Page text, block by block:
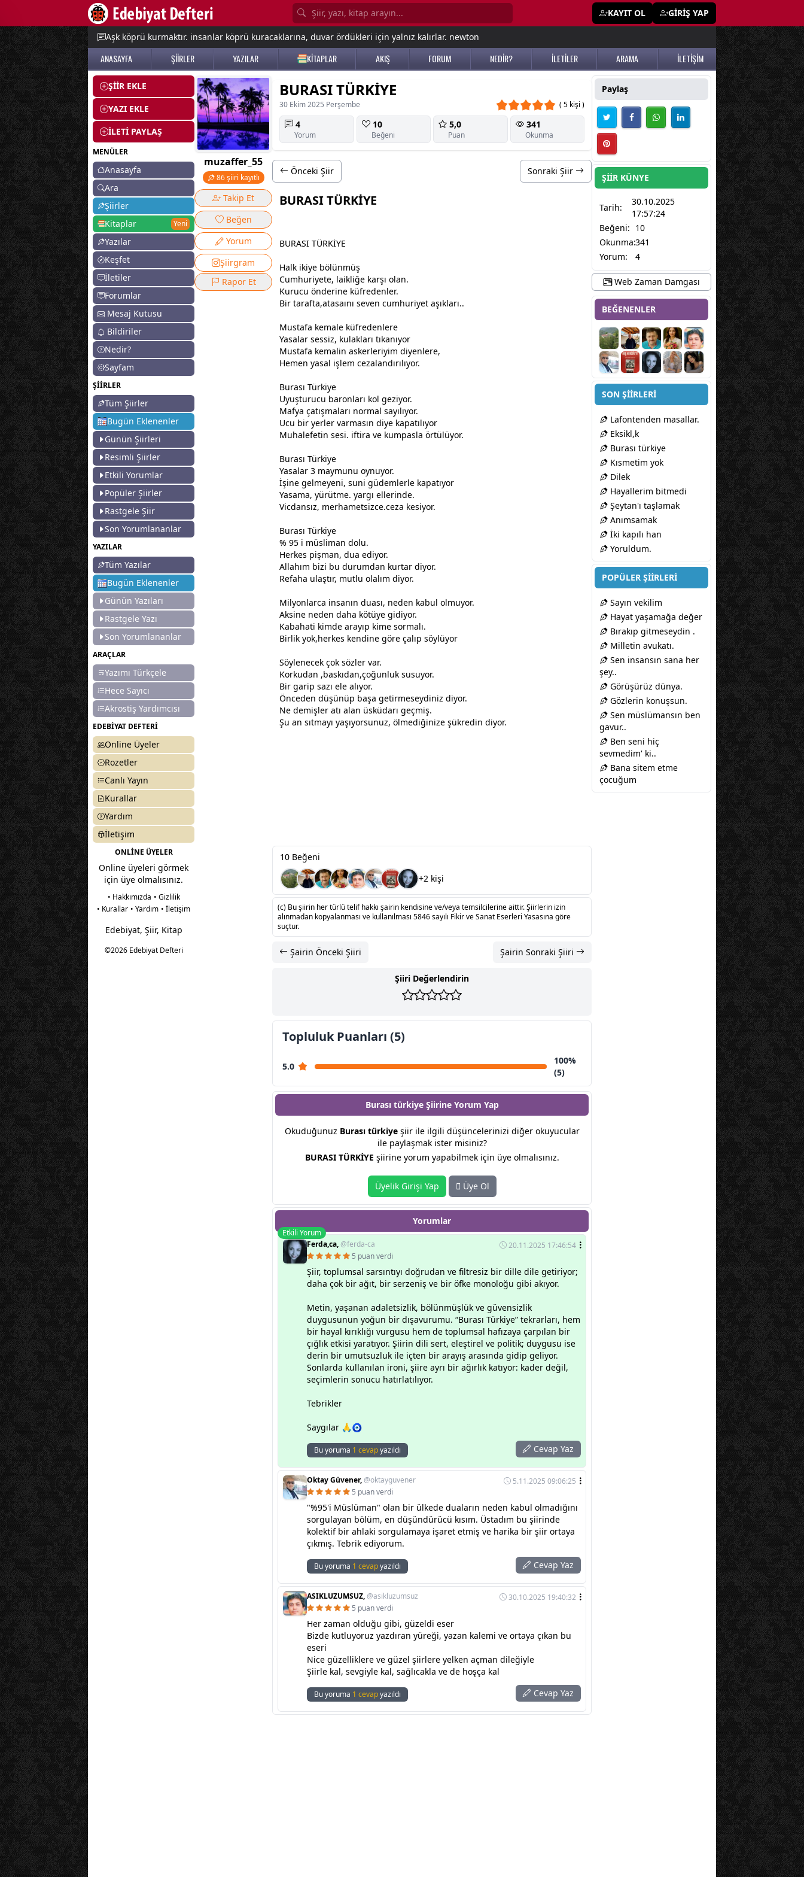
KAYIT OL GİRİŞ YAP
Aşk köprü kurmaktır. insanlar köprü kuracaklarına, duvar ördükleri için yalnız kalırlar. newton
ANASAYFA ŞİİRLER YAZILAR KİTAPLAR AKIŞ FORUM NEDİR? İLETİLER ARAMA İLETİŞİM
ŞİİR EKLE
YAZI EKLE
İLETİ PAYLAŞ
MENÜLER
Anasayfa
Ara
Şiirler
Kitaplar
Yeni
Yazılar
Keşfet
İletiler
Forumlar
Mesaj Kutusu
Bildiriler
Nedir?
Sayfam
ŞİİRLER
Tüm Şiirler
Bugün Eklenenler
Günün Şiirleri
Resimli Şiirler
Etkili Yorumlar
Popüler Şiirler
Rastgele Şiir
Son Yorumlananlar
YAZILAR
Tüm Yazılar
Bugün Eklenenler
Günün Yazıları
Rastgele Yazı
Son Yorumlananlar
ARAÇLAR
Yazımı Türkçele
Hece Sayıcı
Akrostiş Yardımcısı
EDEBİYAT DEFTERİ
Online Üyeler
Rozetler
Canlı Yayın
Kurallar
Yardım
İletişim
ONLİNE ÜYELER
Online üyeleri görmek
için üye olmalısınız.
• Hakkımızda • Gizlilik
• Kurallar • Yardım • İletişim
Edebiyat, Şiir, Kitap
©2026 Edebiyat Defteri
muzaffer_55
86 şiiri kayıtlı
Takip Et
Beğen
Yorum
Şiirgram
Rapor Et
BURASI TÜRKİYE
30 Ekim 2025 Perşembe ( 5 kişi )
4
Yorum
10
Beğeni
5,0
Puan
341
Okunma
Önceki Şiir Sonraki Şiir
BURASI TÜRKİYE
BURASI TÜRKİYE
Halk ikiye bölünmüş
Cumhuriyete, laikliğe karşı olan.
Kurucu önderine küfredenler.
Bir tarafta,atasaını seven cumhuriyet aşıkları..
Mustafa kemale küfredenlere
Yasalar sessiz, kulakları tıkanıyor
Mustafa kemalin askerleriyim diyenlere,
Hemen yasal işlem cezalandırılıyor.
Burası Türkiye
Uyuşturucu baronları kol geziyor.
Mafya çatışmaları normal sayılıyor.
Ucu bir yerler varmasın diye kapatılıyor
Muhalefetin sesi. iftira ve kumpasla örtülüyor.
Burası Türkiye
Yasalar 3 maymunu oynuyor.
İşine gelmeyeni, suni güdemlerle kapatıyor
Yasama, yürütme. yargı ellerinde.
Vicdansız, merhametsizce.ceza kesiyor.
Burası Türkiye
% 95 i müsliman dolu.
Herkes pişman, dua ediyor.
Allahım bizi bu durumdan kurtar diyor.
Refaha ulaştır, mutlu olalım diyor.
Milyonlarca insanın duası, neden kabul olmuyor.
Aksine neden daha kötüye gidiyor.
Kabahati kimde arayıp kime sormalı.
Birlik yok,herkes kendine göre çalıp söylüyor
Söylenecek çok sözler var.
Korkudan ,baskıdan,çoğunluk susuyor.
Bir garip sazı ele alıyor.
Önceden düşünüp başa getirmeseydiniz diyor.
Ne demişler atı alan üsküdarı geçmiş.
Şu an sıtmayı yaşıyorsunuz, ölmediğinize şükredin diyor.
10 Beğeni
+2 kişi
(c) Bu şiirin her türlü telif hakkı şairin kendisine ve/veya temsilcilerine aittir. Şiirlerin izin
alınmadan kopyalanması ve kullanılması 5846 sayılı Fikir ve Sanat Eserleri Yasasına göre
suçtur.
Şairin Önceki Şiiri Şairin Sonraki Şiiri
Şiiri Değerlendirin
Topluluk Puanları (5)
5.0
100%
(5)
Burası türkiye Şiirine Yorum Yap
Okuduğunuz Burası türkiyeşiir ile ilgili düşüncelerinizi diğer okuyucular
ile paylaşmak ister misiniz?
BURASI TÜRKİYE şiirine yorum yapabilmek için üye olmalısınız.
Üyelik Girişi Yap Üye Ol
Yorumlar
Etkili Yorum
Ferda,ca,@ferda-ca
20.11.2025 17:46:54
5 puan verdi
Şiir, toplumsal sarsıntıyı doğrudan ve filtresiz bir dille dile getiriyor;
daha çok bir ağıt, bir serzeniş ve bir öfke monoloğu gibi akıyor.
Metin, yaşanan adaletsizlik, bölünmüşlük ve güvensizlik
duygusunun yoğun bir dışavurumu. “Burası Türkiye” tekrarları, hem
bir hayal kırıklığı vurgusu hem de toplumsal hafızaya çarpılan bir
çığlık etkisi yaratıyor. Şiirin dili sert, eleştirel ve politik; duygusu ise
derin bir umutsuzluk ile içten bir arayış arasında gidip geliyor.
Sonlarda kullanılan ironi, şiire ayrı bir ağırlık katıyor: kader değil,
seçimlerin sonucu hatırlatılıyor.
Tebrikler
Saygılar 🙏🧿
Bu yoruma 1 cevapyazıldı Cevap Yaz
Oktay Güvener,@oktayguvener
5.11.2025 09:06:25
5 puan verdi
"%95'i Müslüman" olan bir ülkede duaların neden kabul olmadığını
sorgulayan bölüm, en düşündürücü kısım. Üstadım bu şiirinde
kolektif bir ahlaki sorgulamaya işaret etmiş ve harika bir şiir ortaya
çıkmış. Tebrik ediyorum.
Bu yoruma 1 cevapyazıldı Cevap Yaz
ASIKLUZUMSUZ,@asikluzumsuz
30.10.2025 19:40:32
5 puan verdi
Her zaman olduğu gibi, güzeldi eser
Bizde kutluyoruz yazdıran yüreği, yazan kalemi ve ortaya çıkan bu
eseri
Nice güzelliklere ve güzel şiirlere yelken açman dileğiyle
Şiirle kal, sevgiyle kal, sağlıcakla ve de hoşça kal
Bu yoruma 1 cevapyazıldı Cevap Yaz
Paylaş
ŞİİR KÜNYE
Tarih:
30.10.2025
17:57:24
Beğeni: 10
Okunma:341
Yorum:
4
Web Zaman Damgası
BEĞENENLER
SON ŞİİRLERİ
Lafontenden masallar.
Eksikl,k
Burası türkiye
Kısmetim yok
Dilek
Hayallerim bitmedi
Şeytan'ı taşlamak
Anımsamak
İki kapılı han
Yoruldum.
POPÜLER ŞİİRLERİ
Sayın vekilim
Hayat yaşamağa değer
Bırakıp gitmeseydin .
Milletin avukatı.
Sen insansın sana her
şey..
Görüşürüz dünya.
Gözlerin konuşsun.
Sen müslümansın ben
gavur..
Ben seni hiç
sevmedim' ki..
Bana sitem etme
çocuğum
menu